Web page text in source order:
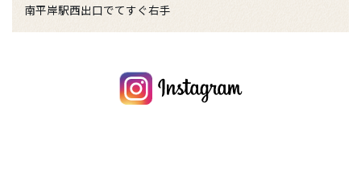
南平岸駅西出口でてすぐ右手